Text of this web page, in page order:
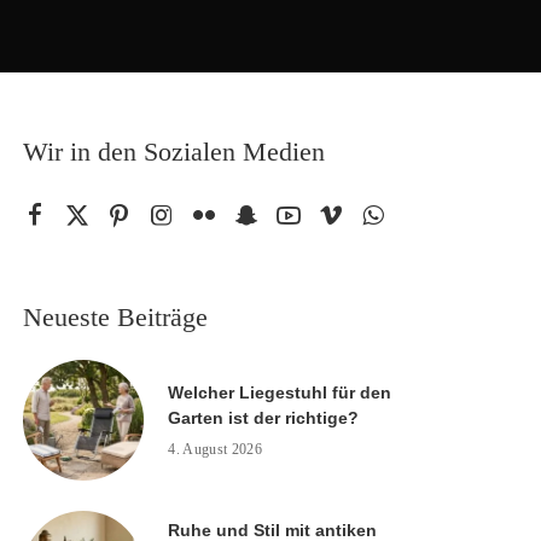
Wir in den Sozialen Medien
Neueste Beiträge
Welcher Liegestuhl für den
Garten ist der richtige?
4. August 2026
Ruhe und Stil mit antiken